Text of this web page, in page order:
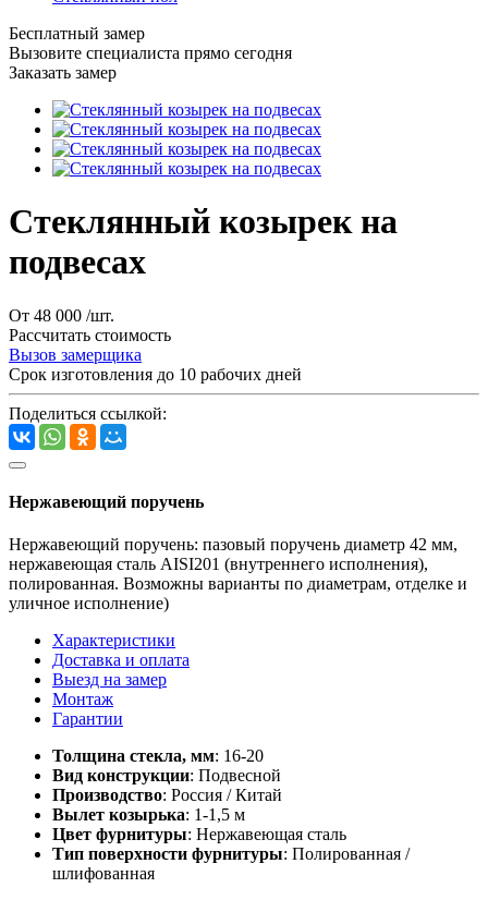
Бесплатный замер
Вызовите специалиста прямо сегодня
Заказать замер
Стеклянный козырек на
подвесах
От 48 000 /шт.
Рассчитать стоимость
Вызов замерщика
Срок изготовления до 10 рабочих дней
Поделиться ссылкой:
Нержавеющий поручень
Нержавеющий поручень: пазовый поручень диаметр 42 мм,
нержавеющая сталь AISI201 (внутреннего исполнения),
полированная. Возможны варианты по диаметрам, отделке и
уличное исполнение)
Характеристики
Доставка и оплата
Выезд на замер
Монтаж
Гарантии
Толщина стекла, мм: 16-20
Вид конструкции: Подвесной
Производство: Россия / Китай
Вылет козырька: 1-1,5 м
Цвет фурнитуры: Нержавеющая сталь
Тип поверхности фурнитуры: Полированная /
шлифованная